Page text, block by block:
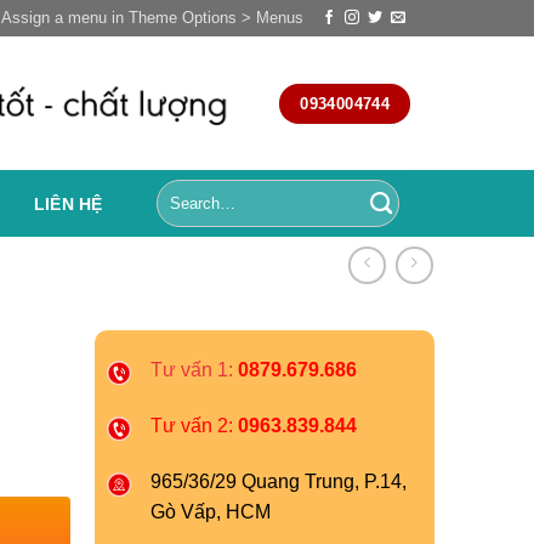
Assign a menu in Theme Options > Menus
0934004744
LIÊN HỆ
Tư vấn 1: 0879.679.686
Tư vấn 2: 0963.839.844
965/36/29 Quang Trung, P.14,
Gò Vấp, HCM